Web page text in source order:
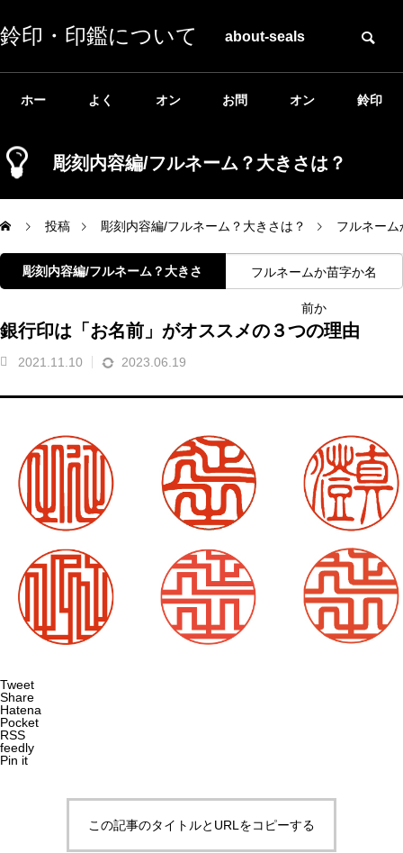
鈴印・印鑑について about-seals
ホー
ム
よく
ある
オン
ライ
談
お問
い合
オン
ライ
プ
鈴印
彫刻内容編/フルネーム？大きさは？
投稿 彫刻内容編/フルネーム？大きさは？ フルネー
彫刻内容編/フルネーム？大きさ フルネームか苗字か名
前か
銀行印は「お名前」がオススメの３つの理由
2021.11.10 2023.06.19
Tweet
Share
Hatena
Pocket
RSS
feedly
Pin it
この記事のタイトルとURLをコピーする